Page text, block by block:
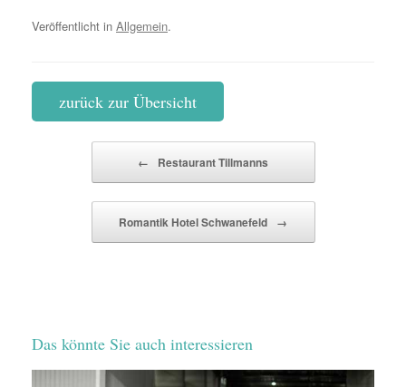
Veröffentlicht in Allgemein.
zurück zur Übersicht
← Restaurant Tillmanns
Romantik Hotel Schwanefeld →
Das könnte Sie auch interessieren